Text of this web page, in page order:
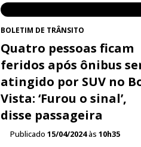
BOLETIM DE TRÂNSITO
Quatro pessoas ficam
feridos após ônibus
atingido por SUV no
Vista: ‘Furou o sinal’,
disse passageira
Publicado 15/04/2024às 10h35